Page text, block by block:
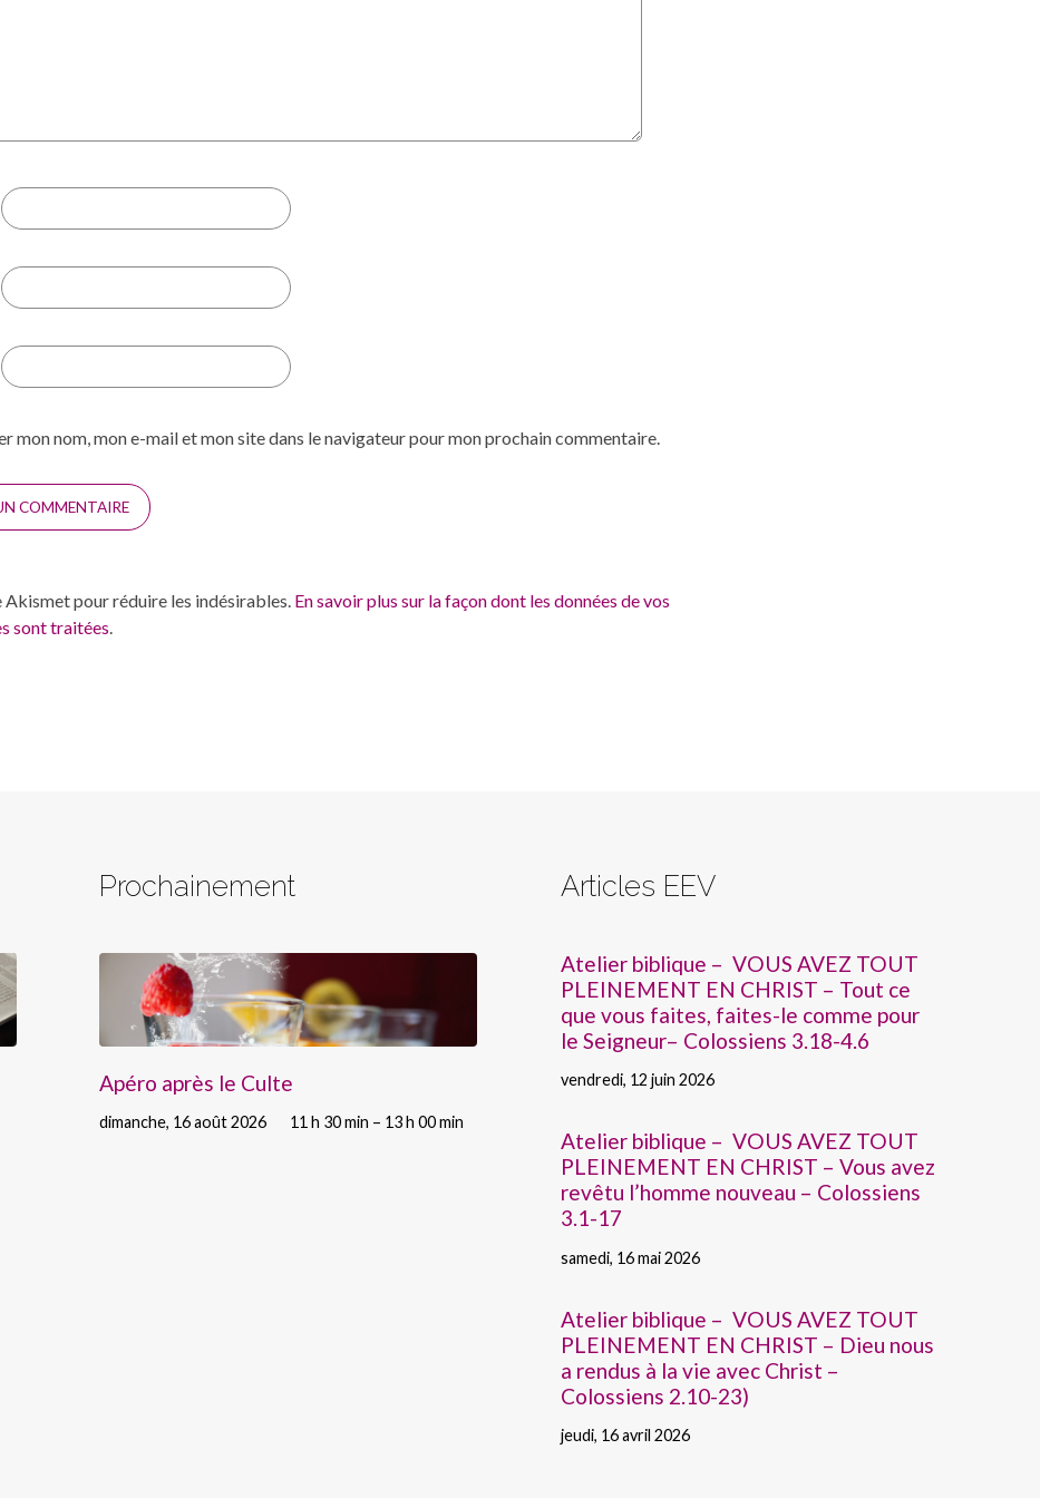
mon nom, mon e-mail et mon site dans le navigateur pour mon prochain commentaire.
pour réduire les indésirables. En savoir plus sur la façon dont les données de vos
sont traitées
Prochainement
Apéro après le Culte
dimanche, 16 août 2026 11 h 30 min – 13 h 00 min
Articles EEV
Atelier biblique – VOUS AVEZ TOUT
PLEINEMENT EN CHRIST – Tout ce
que vous faites, faites-le comme pour
le Seigneur– Colossiens 3.18-4.6
vendredi, 12 juin 2026
Atelier biblique – VOUS AVEZ TOUT
PLEINEMENT EN CHRIST – Vous avez
revêtu l’homme nouveau – Colossiens
3.1-17
samedi, 16 mai 2026
Atelier biblique – VOUS AVEZ TOUT
PLEINEMENT EN CHRIST – Dieu nous
a rendus à la vie avec Christ –
Colossiens 2.10-23)
jeudi, 16 avril 2026